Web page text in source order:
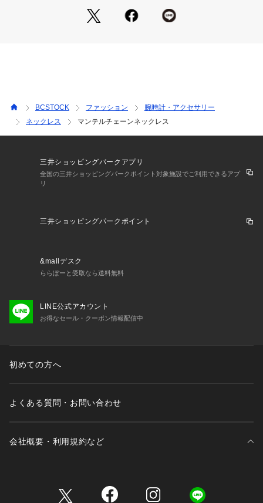
接店舗へお問い合わせの際はB.C STOCK店舗へお願い致しま
BCSTOCK ファッション
腕時計・アクセサリー
ネックレス
マンテルチェーンネックレス
三井ショッピングパークアプリ
全国の三井ショッピングパークポイント対象施設でご利用できるアプ
リ
三井ショッピングパークポイント
&mallデスク
ららぽーと受取なら送料無料
LINE公式アカウント
お得なセール・クーポン情報配信中
初めての方へ
よくある質問・お問い合わせ
会社概要・利用規約など